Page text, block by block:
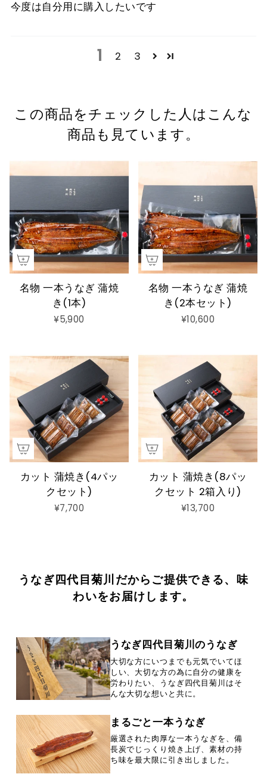
今度は自分用に購入したいです
1 2 3
この商品をチェックした人はこんな
商品も見ています。
名物 一本うなぎ 蒲焼
き(1本)
¥5,900
名物 一本うなぎ 蒲焼
き(2本セット)
¥10,600
カット 蒲焼き(4パッ
クセット)
¥7,700
カット 蒲焼き(8パッ
クセット 2箱入り)
¥13,700
うなぎ四代目菊川だからご提供できる、味
わいをお届けします。
うなぎ四代目菊川のうなぎ
大切な方にいつまでも元気でいてほ
しい、大切な方の為に自分の健康を
労わりたい、うなぎ四代目菊川はそ
んな大切な想いと共に。
まるごと一本うなぎ
厳選された肉厚な一本うなぎを、備
長炭でじっくり焼き上げ、素材の持
ち味を最大限に引き出しました。